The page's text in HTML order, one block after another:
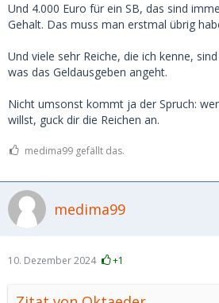
Und 4.000 Euro für ein SB, das sind
Gehalt. Das muss man erstmal übrig
Und viele sehr Reiche, die ich kenne,
was das Geldausgeben angeht.
Nicht umsonst kommt ja der Spruch:
willst, guck dir die Reichen an.
medima99 gefällt das.
medima99
10. Dezember 2024 +1